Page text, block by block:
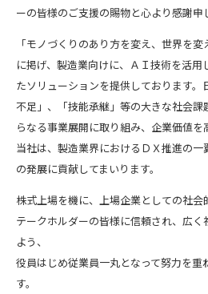
ーの皆様のご支援の賜物と心より感謝申
「モノづくりのあり方を変え、世界を
に掲げ、製造業向けに、ＡＩ技術を活
たソリューションを提供しております
不足」、「技能承継」等の大きな社会課
らなる事業展開に取り組み、企業価値を
当社は、製造業界におけるＤＸ推進の一
の発展に貢献してまいります。
株式上場を機に、上場企業としての社
テークホルダーの皆様に信頼され、広
よう、
役員はじめ従業員一丸となって努力を重
す。